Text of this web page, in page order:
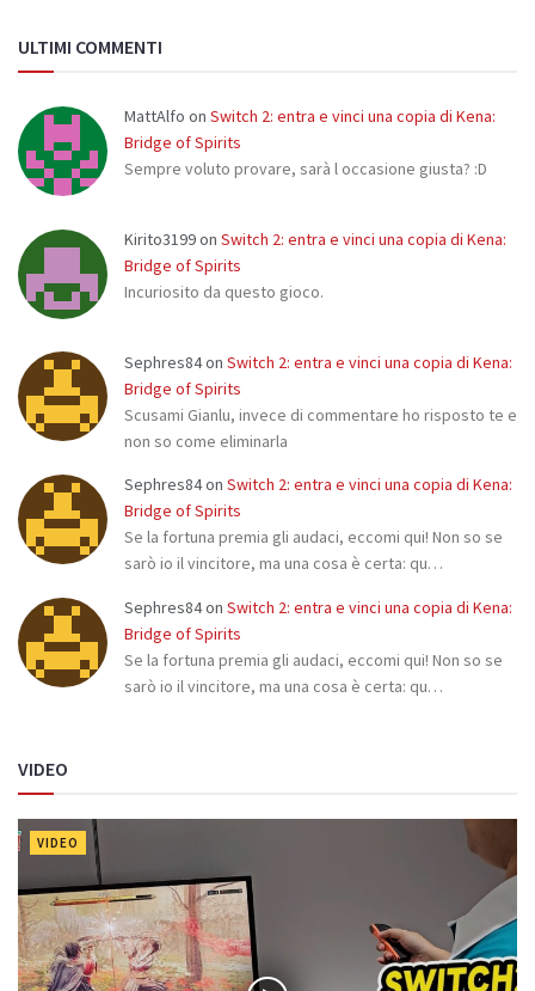
ULTIMI COMMENTI
MattAlfo on Switch 2: entra e vinci una copia di Kena:
Bridge of Spirits
Sempre voluto provare, sarà l occasione giusta? :D
Kirito3199on Switch 2: entra e vinci una copia di Kena:
Bridge of Spirits
Incuriosito da questo gioco.
Sephres84on Switch 2: entra e vinci una copia di Kena:
Bridge of Spirits
Scusami Gianlu, invece di commentare ho risposto te e
non so come eliminarla
Sephres84on Switch 2: entra e vinci una copia di Kena:
Bridge of Spirits
Se la fortuna premia gli audaci, eccomi qui! Non so se
sarò io il vincitore, ma una cosa è certa: qu…
Sephres84on Switch 2: entra e vinci una copia di Kena:
Bridge of Spirits
Se la fortuna premia gli audaci, eccomi qui! Non so se
sarò io il vincitore, ma una cosa è certa: qu…
VIDEO
VIDEO